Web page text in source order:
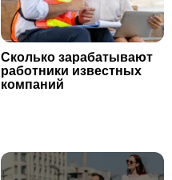
Сколько зарабатывают
работники известных
компаний